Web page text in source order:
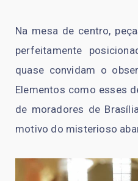
Na mesa de centro,
perfeitamente
quase convidam o
Elementos como esses
de moradores de
motivo do misterioso